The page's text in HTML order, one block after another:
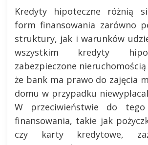
Kredyty hipoteczne różnią
form finansowania zarówno
struktury, jak i warunków
wszystkim kredyty
zabezpieczone
że bank ma prawo do zajęcia
domu w przypadku
W przeciwieństwie do
finansowania, takie jak
czy karty kredytowe,